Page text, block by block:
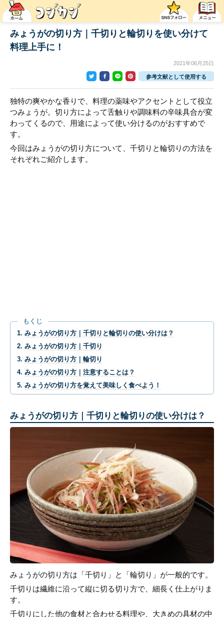
みょうがの切り方｜千切りと輪切りを使い分けて
料理上手に！
2021年06月25日
参考文献として使用する
独特の爽やかな香りで、料理の薬味やアクセントとして役立
つみょうが。切り方によって舌触りや調味料の辛味具合が変
わってくるので、用途によって使い分けるのがおすすめで
す。
今回はみょうがの切り方について、千切りと輪切りの方法を
それぞれご紹介します。
もくじ
みょうがの切り方｜千切りと輪切りの使い分けは？
みょうがの切り方｜千切り
みょうがの切り方｜輪切り
みょうがの切り方｜注意することは？
みょうがの切り方を覚えて美味しく食べよう！
みょうがの切り方｜千切りと輪切りの使い分けは？
みょうがの切り方は「千切り」と「輪切り」が一般的です。
千切りは繊維に沿って縦に切る切り方で、細長く仕上がりま
す。
千切りにした他の食材と合わせる料理や、大きめの具材の中